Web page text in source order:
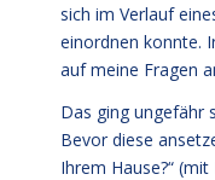
sich im Verlauf
einordnen konnte.
auf meine Fragen
Das ging ungefähr
Bevor diese
Ihrem Hause?“